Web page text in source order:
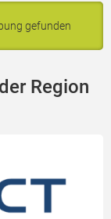
gefunden
Region